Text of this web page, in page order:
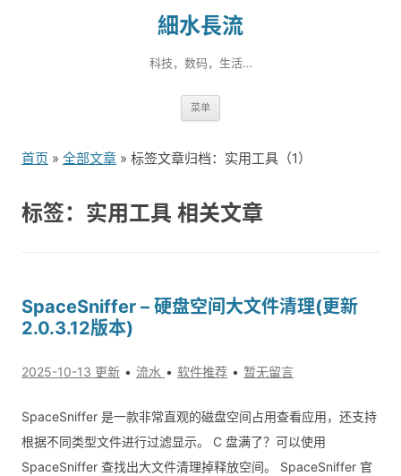
細水長流
科技，数码，生活…
菜单
到
首页 » 全部文章 » 标签文章归档：实用工具（1）
标签：实用工具 相关文章
SpaceSniffer – 硬盘空间大文件清理(更新
2.0.3.12版本)
2025-10-13 更新 流水 软件推荐 暂无留言
SpaceSniffer 是一款非常直观的磁盘空间占用查看应用，还支持
根据不同类型文件进行过滤显示。 C 盘满了？可以使用
SpaceSniffer 查找出大文件清理掉释放空间。 SpaceSniffer 官